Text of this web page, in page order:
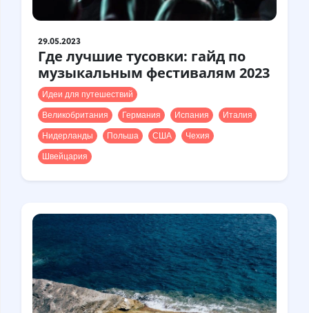
29.05.2023
Где лучшие тусовки: гайд по
музыкальным фестивалям 2023
Идеи для путешествий
Великобритания
Германия Испания
Италия
Нидерланды
Польша США
Чехия
Швейцария